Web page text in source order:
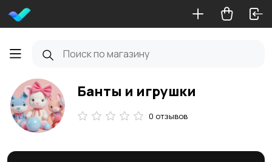
Банты и игрушки
0 отзывов